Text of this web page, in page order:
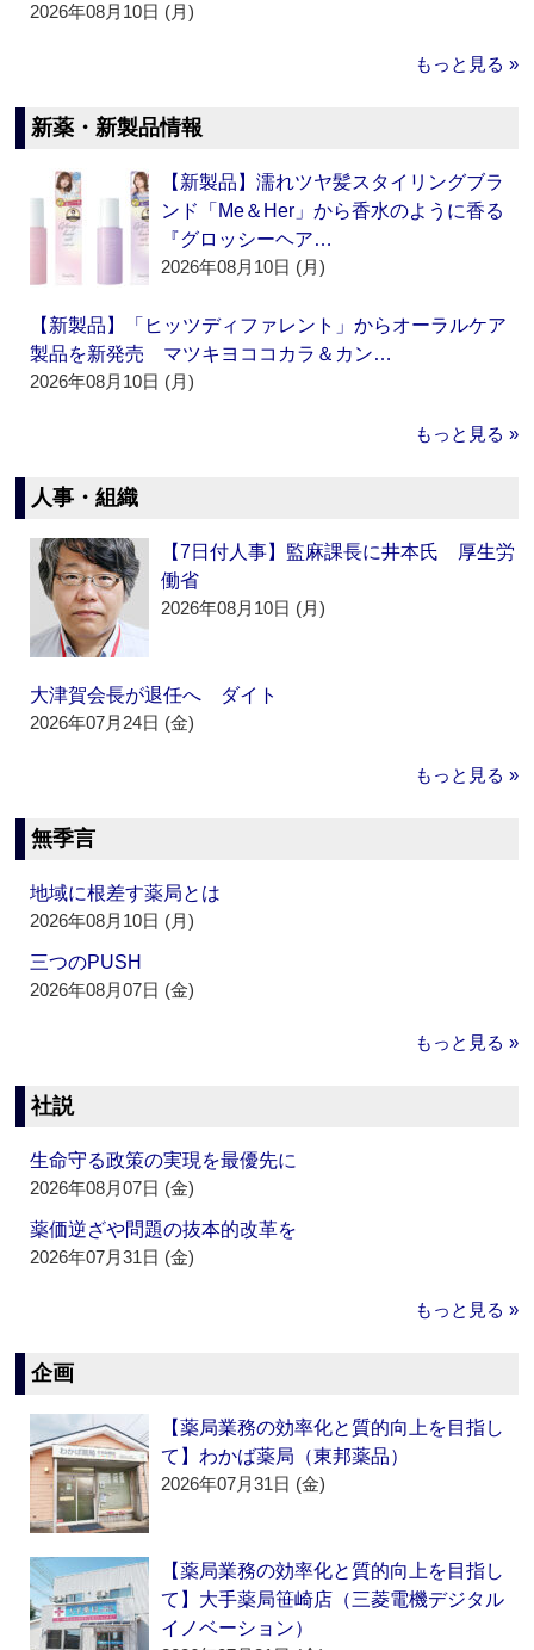
2026年08月10日 (月)
もっと見る »
新薬・新製品情報
【新製品】濡れツヤ髪スタイリングブラ
ンド「Me＆Her」から香水のように香る
『グロッシーヘア…
2026年08月10日 (月)
【新製品】「ヒッツディファレント」からオーラルケア
製品を新発売 マツキヨココカラ＆カン…
2026年08月10日 (月)
もっと見る »
人事・組織
【7日付人事】監麻課長に井本氏 厚生労
働省
2026年08月10日 (月)
大津賀会長が退任へ ダイト
2026年07月24日 (金)
もっと見る »
無季言
地域に根差す薬局とは
2026年08月10日 (月)
三つのPUSH
2026年08月07日 (金)
もっと見る »
社説
生命守る政策の実現を最優先に
2026年08月07日 (金)
薬価逆ざや問題の抜本的改革を
2026年07月31日 (金)
もっと見る »
企画
【薬局業務の効率化と質的向上を目指し
て】わかば薬局（東邦薬品）
2026年07月31日 (金)
【薬局業務の効率化と質的向上を目指し
て】大手薬局笹崎店（三菱電機デジタル
イノベーション）